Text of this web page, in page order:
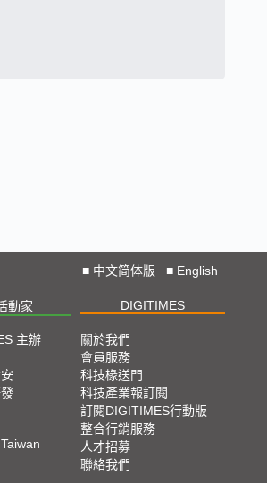
■ 中文简体版 ■ English
動家 DIGITIMES
主辦
關於我們
會員服務
科技椽送門
科技產業報訂閱
訂閱DIGITIMES行動版
整合行銷服務
人才招募
聯絡我們